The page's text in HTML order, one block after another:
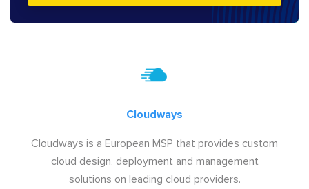
Cloudways
Cloudways is a European MSP that provides custom
cloud design, deployment and management
solutions on leading cloud providers.